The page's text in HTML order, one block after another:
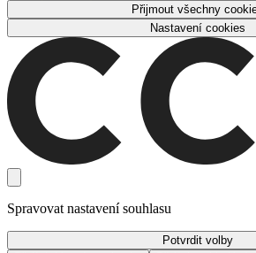
Přijmout všechny
Nastavení cookies
Spravovat nastavení souhlasu
Potvrdit volby